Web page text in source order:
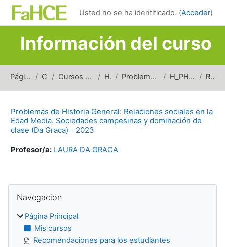
Salta al contenido principal
Usted no se ha identificado. (Acceder)
Información del curso
Página Principal Cursos Cursos de carreras de grado Historia Problemas de Historia General H_PHG_CSUED_2023 Resumen
Problemas de Historia General: Relaciones sociales en la
Edad Media. Sociedades campesinas y dominación de
clase (Da Graca) - 2023
Profesor/a: LAURA DA GRACA
Bloques
Navegación
Página Principal
Mis cursos
Recomendaciones para los estudiantes